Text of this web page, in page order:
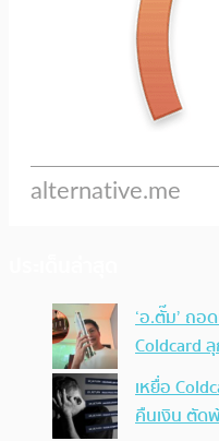
‘อ.ตั๊ม’ ถอ
Coldcard
เหยื่อ
คืนเงิน ตัด